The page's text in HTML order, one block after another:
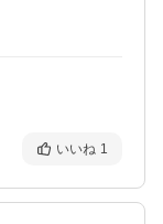
いいね 1